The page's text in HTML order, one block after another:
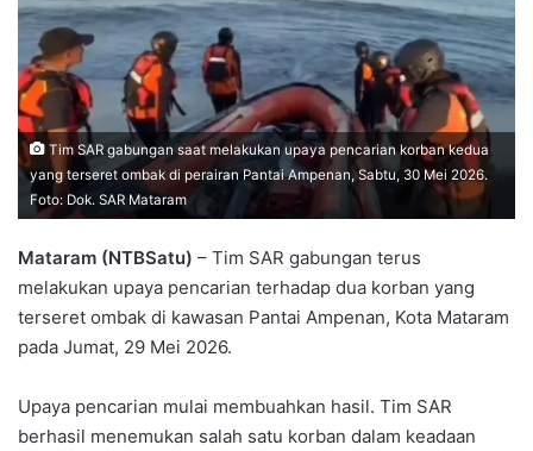
Tim SAR gabungan saat melakukan upaya pencarian korban kedua
yang terseret ombak di perairan Pantai Ampenan, Sabtu, 30 Mei 2026.
Foto: Dok. SAR Mataram
Mataram (NTBSatu) – Tim SAR gabungan terus
melakukan upaya pencarian terhadap dua korban yang
terseret ombak di kawasan Pantai Ampenan, Kota Mataram
pada Jumat, 29 Mei 2026.
Upaya pencarian mulai membuahkan hasil. Tim SAR
berhasil menemukan salah satu korban dalam keadaan